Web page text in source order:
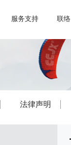
服务支持 联络
法律声明